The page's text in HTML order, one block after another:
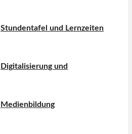
Stundentafel und Lernzeiten
Digitalisierung und
Medienbildung